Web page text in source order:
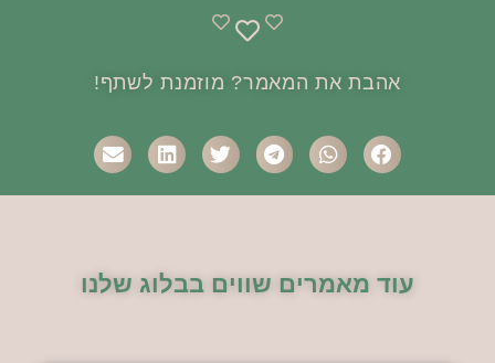
אהבת את המאמר? מוזמנת לשתף!
עוד מאמרים שווים בבלוג שלנו